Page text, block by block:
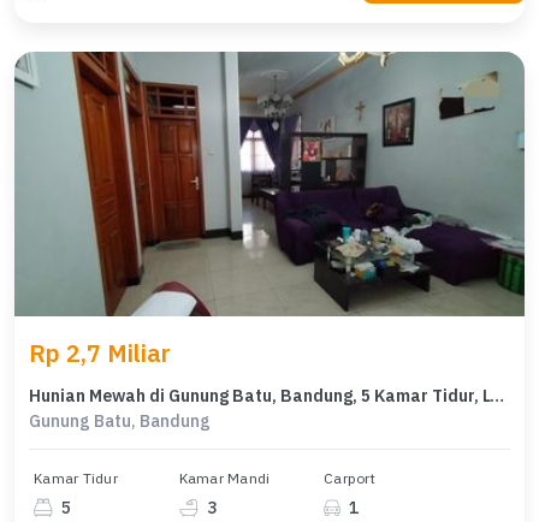
Rp 2,7 Miliar
Hunian Mewah di Gunung Batu, Bandung, 5 Kamar Tidur, LT 510m²
Gunung Batu, Bandung
Kamar Tidur
5
Kamar Mandi
3
Carport
1